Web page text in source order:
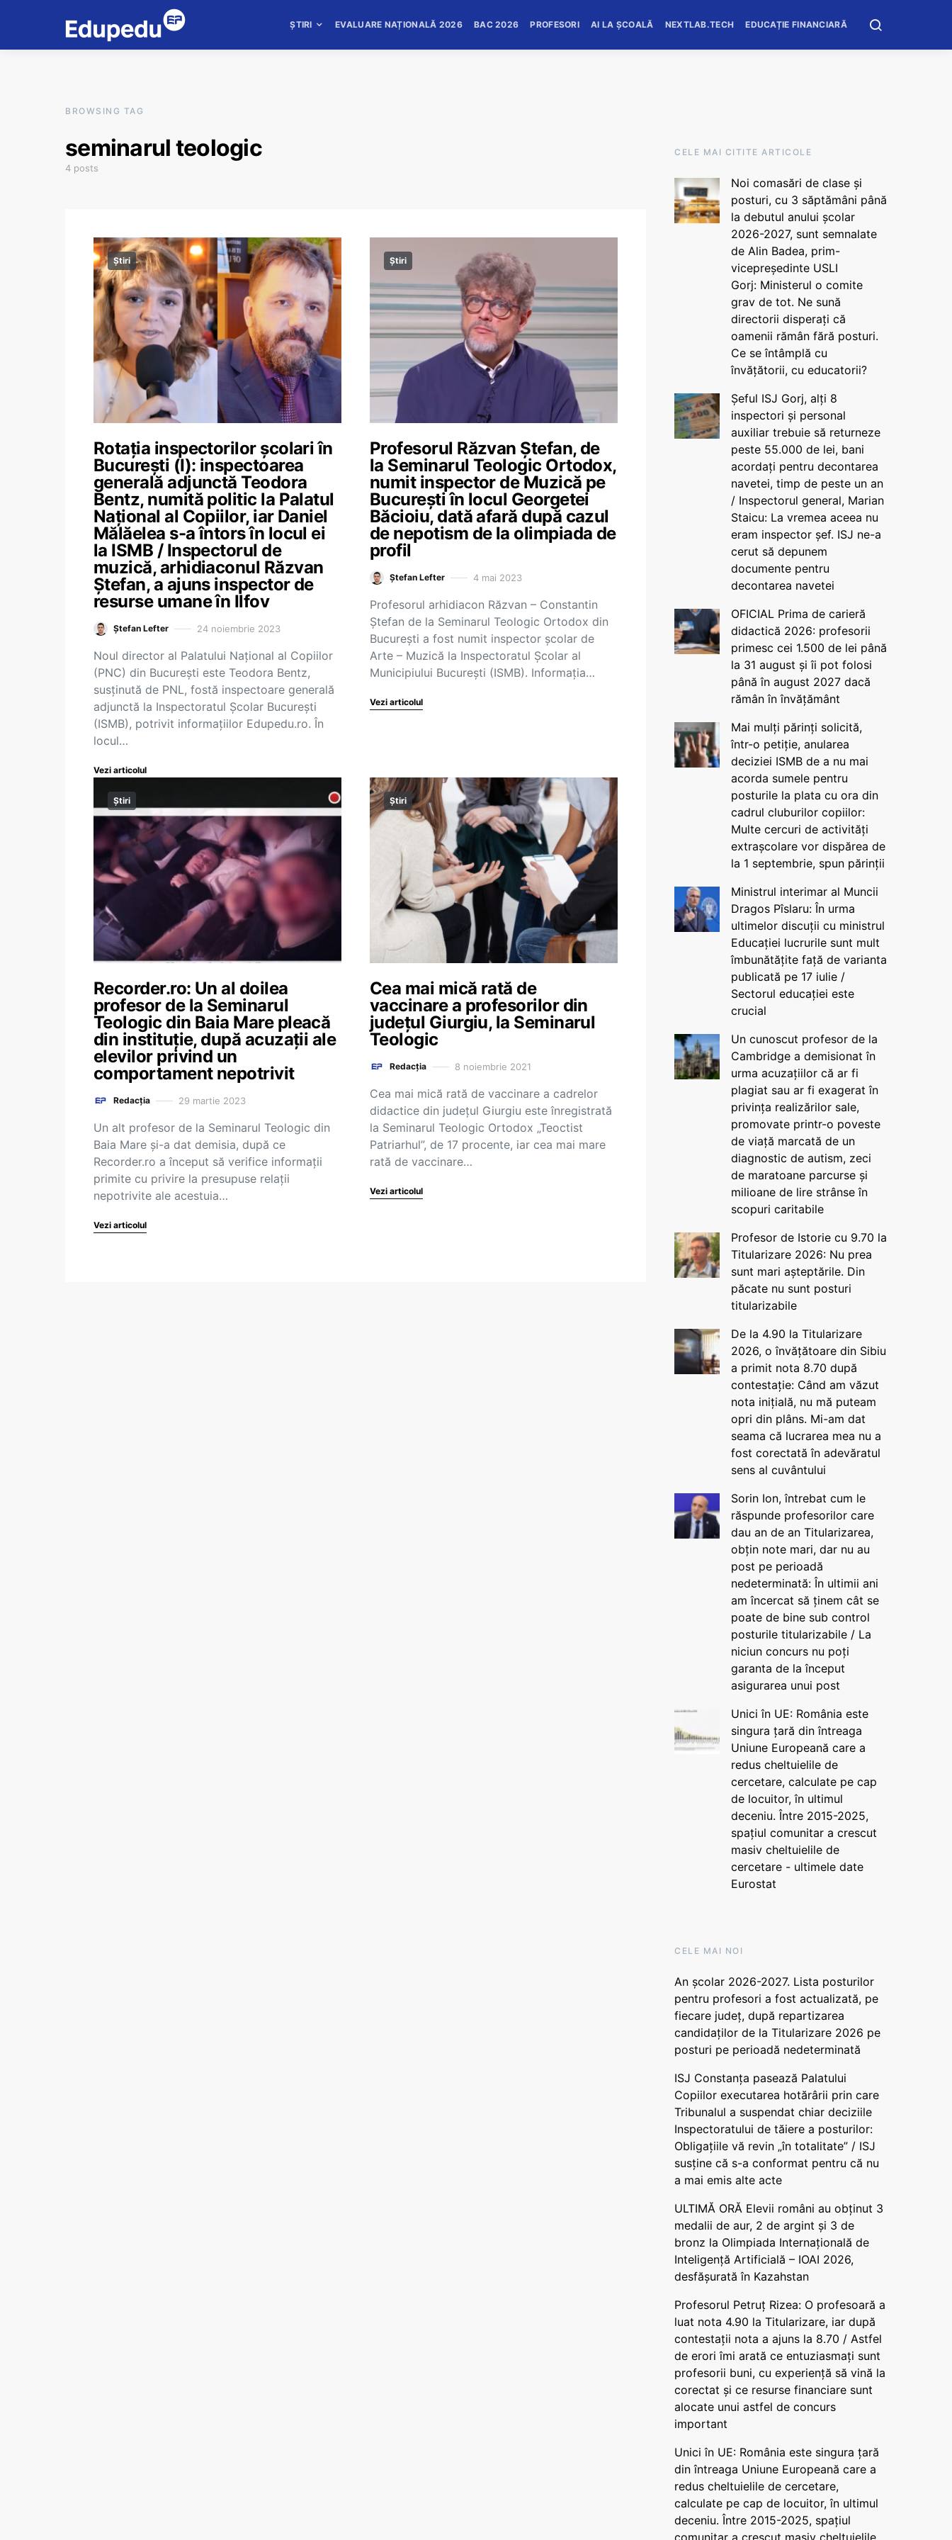
ȘTIRI EVALUARE NAȚIONALĂ 2026 BAC 2026 PROFESORI AI LA ȘCOALĂ NEXTLAB.TECH EDUCAȚIE FINANCIARĂ
BROWSING TAG
seminarul teologic
4 posts
Știri
Rotația inspectorilor școlari în
București (I): inspectoarea
generală adjunctă Teodora
Bentz, numită politic la Palatul
Național al Copiilor, iar Daniel
Mălăelea s-a întors în locul ei
la ISMB / Inspectorul de
muzică, arhidiaconul Răzvan
Ștefan, a ajuns inspector de
resurse umane în Ilfov
Ștefan Lefter 24 noiembrie 2023
Noul director al Palatului Național al Copiilor
(PNC) din București este Teodora Bentz,
susținută de PNL, fostă inspectoare generală
adjunctă la Inspectoratul Școlar București
(ISMB), potrivit informațiilor Edupedu.ro. În
locul…
Vezi articolul
Știri
Profesorul Răzvan Ștefan, de
la Seminarul Teologic Ortodox,
numit inspector de Muzică pe
București în locul Georgetei
Băcioiu, dată afară după cazul
de nepotism de la olimpiada de
profil
Ștefan Lefter 4 mai 2023
Profesorul arhidiacon Răzvan – Constantin
Ștefan de la Seminarul Teologic Ortodox din
București a fost numit inspector școlar de
Arte – Muzică la Inspectoratul Școlar al
Municipiului București (ISMB). Informația…
Vezi articolul
Știri
Recorder.ro: Un al doilea
profesor de la Seminarul
Teologic din Baia Mare pleacă
din instituție, după acuzații ale
elevilor privind un
comportament nepotrivit
Redacția 29 martie 2023
Un alt profesor de la Seminarul Teologic din
Baia Mare și-a dat demisia, după ce
Recorder.ro a început să verifice informații
primite cu privire la presupuse relații
nepotrivite ale acestuia…
Vezi articolul
Știri
Cea mai mică rată de
vaccinare a profesorilor din
judeţul Giurgiu, la Seminarul
Teologic
Redacția 8 noiembrie 2021
Cea mai mică rată de vaccinare a cadrelor
didactice din judeţul Giurgiu este înregistrată
la Seminarul Teologic Ortodox „Teoctist
Patriarhul”, de 17 procente, iar cea mai mare
rată de vaccinare…
Vezi articolul
CELE MAI CITITE ARTICOLE
Noi comasări de clase și
posturi, cu 3 săptămâni până
la debutul anului școlar
2026-2027, sunt semnalate
de Alin Badea, prim-
vicepreședinte USLI
Gorj: Ministerul o comite
grav de tot. Ne sună
directorii disperați că
oamenii rămân fără posturi.
Ce se întâmplă cu
învățătorii, cu educatorii?
Șeful ISJ Gorj, alți 8
inspectori și personal
auxiliar trebuie să returneze
peste 55.000 de lei, bani
acordați pentru decontarea
navetei, timp de peste un an
/ Inspectorul general, Marian
Staicu: La vremea aceea nu
eram inspector șef. ISJ ne-a
cerut să depunem
documente pentru
decontarea navetei
OFICIAL Prima de carieră
didactică 2026: profesorii
primesc cei 1.500 de lei până
la 31 august și îi pot folosi
până în august 2027 dacă
rămân în învățământ
Mai mulți părinți solicită,
într-o petiție, anularea
deciziei ISMB de a nu mai
acorda sumele pentru
posturile la plata cu ora din
cadrul cluburilor copiilor:
Multe cercuri de activități
extrașcolare vor dispărea de
la 1 septembrie, spun părinții
Ministrul interimar al Muncii
Dragos Pîslaru: În urma
ultimelor discuții cu ministrul
Educației lucrurile sunt mult
îmbunătățite față de varianta
publicată pe 17 iulie /
Sectorul educației este
crucial
Un cunoscut profesor de la
Cambridge a demisionat în
urma acuzațiilor că ar fi
plagiat sau ar fi exagerat în
privința realizărilor sale,
promovate printr-o poveste
de viață marcată de un
diagnostic de autism, zeci
de maratoane parcurse și
milioane de lire strânse în
scopuri caritabile
Profesor de Istorie cu 9.70 la
Titularizare 2026: Nu prea
sunt mari așteptările. Din
păcate nu sunt posturi
titularizabile
De la 4.90 la Titularizare
2026, o învățătoare din Sibiu
a primit nota 8.70 după
contestație: Când am văzut
nota inițială, nu mă puteam
opri din plâns. Mi-am dat
seama că lucrarea mea nu a
fost corectată în adevăratul
sens al cuvântului
Sorin Ion, întrebat cum le
răspunde profesorilor care
dau an de an Titularizarea,
obțin note mari, dar nu au
post pe perioadă
nedeterminată: În ultimii ani
am încercat să ținem cât se
poate de bine sub control
posturile titularizabile / La
niciun concurs nu poți
garanta de la început
asigurarea unui post
Unici în UE: România este
singura țară din întreaga
Uniune Europeană care a
redus cheltuielile de
cercetare, calculate pe cap
de locuitor, în ultimul
deceniu. Între 2015-2025,
spațiul comunitar a crescut
masiv cheltuielile de
cercetare - ultimele date
Eurostat
CELE MAI NOI
An școlar 2026-2027. Lista posturilor
pentru profesori a fost actualizată, pe
fiecare județ, după repartizarea
candidaților de la Titularizare 2026 pe
posturi pe perioadă nedeterminată
ISJ Constanța pasează Palatului
Copiilor executarea hotărârii prin care
Tribunalul a suspendat chiar deciziile
Inspectoratului de tăiere a posturilor:
Obligațiile vă revin „în totalitate” / ISJ
susține că s-a conformat pentru că nu
a mai emis alte acte
ULTIMĂ ORĂ Elevii români au obținut 3
medalii de aur, 2 de argint și 3 de
bronz la Olimpiada Internațională de
Inteligență Artificială – IOAI 2026,
desfășurată în Kazahstan
Profesorul Petruț Rizea: O profesoară a
luat nota 4.90 la Titularizare, iar după
contestații nota a ajuns la 8.70 / Astfel
de erori îmi arată ce entuziasmați sunt
profesorii buni, cu experiență să vină la
corectat și ce resurse financiare sunt
alocate unui astfel de concurs
important
Unici în UE: România este singura țară
din întreaga Uniune Europeană care a
redus cheltuielile de cercetare,
calculate pe cap de locuitor, în ultimul
deceniu. Între 2015-2025, spațiul
comunitar a crescut masiv cheltuielile